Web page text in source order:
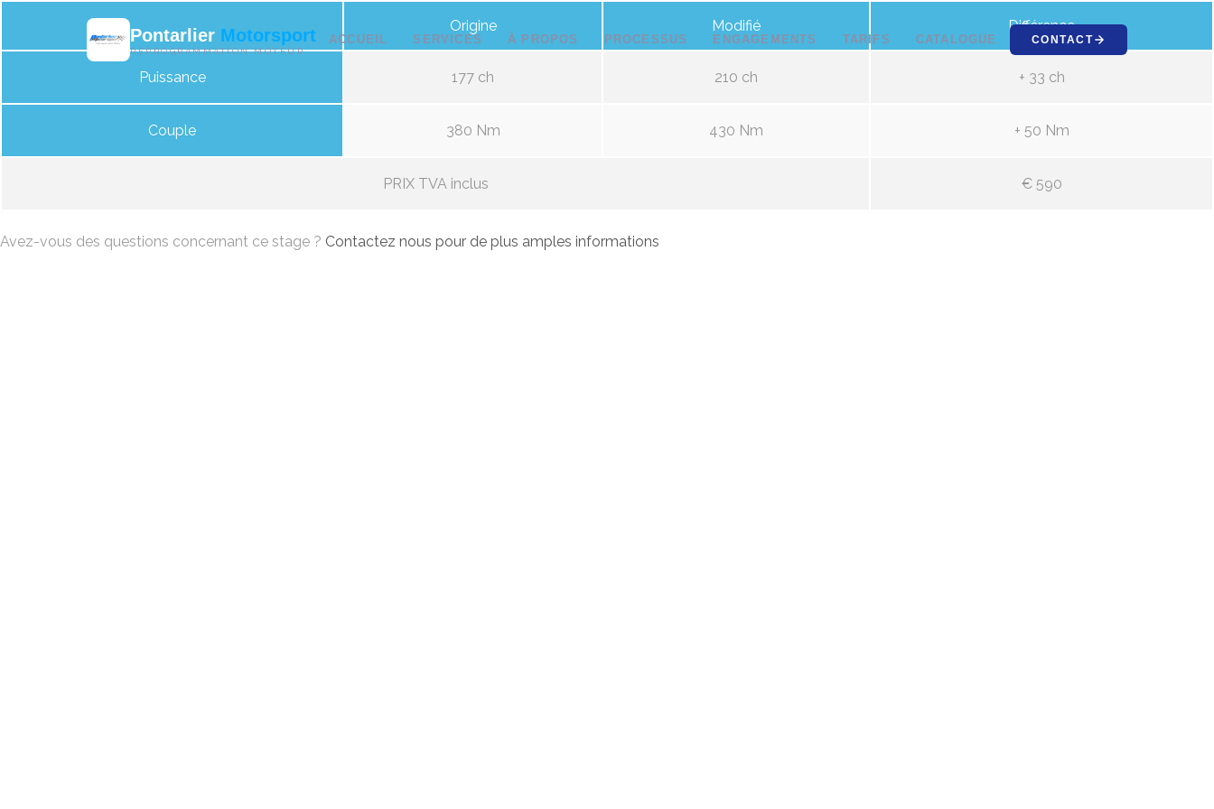
Pontarlier Motorsport
REPROGRAMMATION MOTEUR
ACCUEIL SERVICES À PROPOS PROCESSUS ENGAGEMENTS TARIFS CATALOGUE CONTACT
Origine Modifié Différence
Puissance 177 ch 210 ch + 33 ch
Couple 380 Nm 430 Nm + 50 Nm
PRIX TVA inclus € 590
Avez-vous des questions concernant ce stage ? Contactez nous pour de plus amples informations